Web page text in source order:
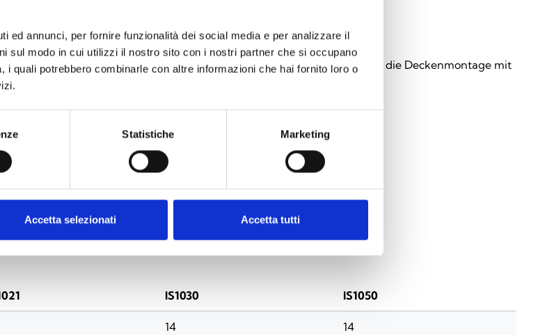
ed annunci, per fornire funzionalità dei social media e per analizzare il
sul modo in cui utilizzi il nostro sito con i nostri partner che si occupano
i quali potrebbero combinarle con altre informazioni che hai fornito loro o
Statistiche Marketing
Accetta selezionati Accetta tutti
IS1050
Optisch-akustischer Signalgeber für die Deckenmontage mit
DOKUMENTATION
IS1030 IS1050
14 14